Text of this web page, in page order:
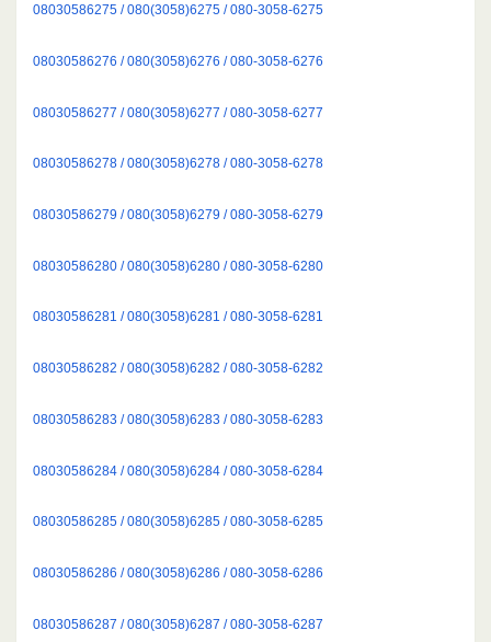
08030586275 / 080(3058)6275 / 080-3058-6275
08030586276 / 080(3058)6276 / 080-3058-6276
08030586277 / 080(3058)6277 / 080-3058-6277
08030586278 / 080(3058)6278 / 080-3058-6278
08030586279 / 080(3058)6279 / 080-3058-6279
08030586280 / 080(3058)6280 / 080-3058-6280
08030586281 / 080(3058)6281 / 080-3058-6281
08030586282 / 080(3058)6282 / 080-3058-6282
08030586283 / 080(3058)6283 / 080-3058-6283
08030586284 / 080(3058)6284 / 080-3058-6284
08030586285 / 080(3058)6285 / 080-3058-6285
08030586286 / 080(3058)6286 / 080-3058-6286
08030586287 / 080(3058)6287 / 080-3058-6287